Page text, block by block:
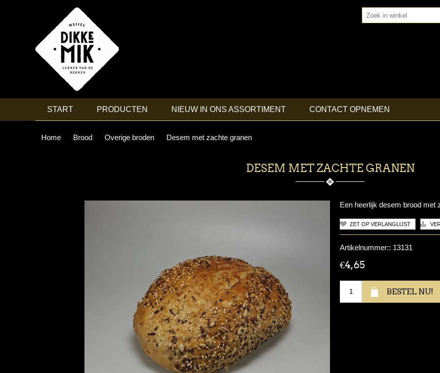
START PRODUCTEN NIEUW IN ONS ASSORTIMENT CONTACT OPNEMEN
Home Brood Overige broden Desem met zachte granen
DESEM MET ZACHTE GRANEN
Een heerlijk desem brood met
Artikelnummer:: 13131
€4,65